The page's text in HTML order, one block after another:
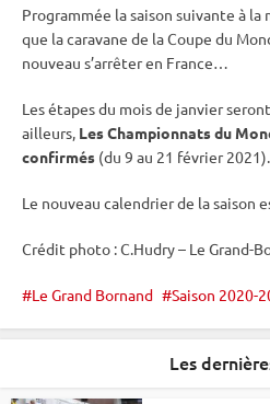
Programmée la saison suivante à la
que la caravane de laCoupe du
nouveau s’arrêter en France…
Les étapes du mois de janvier
ailleurs, LesChampionnats du
confirmés (du 9 au 21 février 2021).
Le nouveau calendrier de la saison
Crédit photo : C.Hudry – Le Grand-
Le Grand Bornand Saison 2020-
Les